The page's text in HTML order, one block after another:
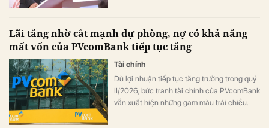
Lãi tăng nhờ cắt mạnh dự phòng, nợ có khả năng
mất vốn của PVcomBank tiếp tục tăng
Tài chính
Dù lợi nhuận tiếp tục tăng trưởng trong quý
II/2026, bức tranh tài chính của PVcomBank
vẫn xuất hiện những gam màu trái chiều.